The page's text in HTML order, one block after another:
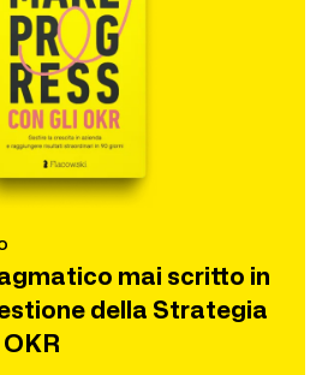
mai scritto in
della Strategia